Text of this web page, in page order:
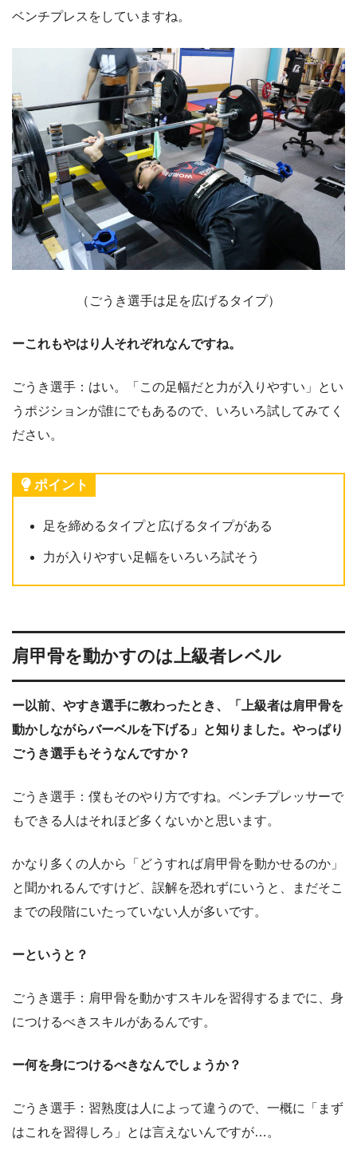
ベンチプレスをしていますね。
（ごうき選手は足を広げるタイプ）
ーこれもやはり人それぞれなんですね。
ごうき選手：はい。「この足幅だと力が入りやすい」とい
うポジションが誰にでもあるので、いろいろ試してみてく
ださい。
ポイント
足を締めるタイプと広げるタイプがある
力が入りやすい足幅をいろいろ試そう
肩甲骨を動かすのは上級者レベル
ー以前、やすき選手に教わったとき、「上級者は肩甲骨を
動かしながらバーベルを下げる」と知りました。やっぱり
ごうき選手もそうなんですか？
ごうき選手：僕もそのやり方ですね。ベンチプレッサーで
もできる人はそれほど多くないかと思います。
かなり多くの人から「どうすれば肩甲骨を動かせるのか」
と聞かれるんですけど、誤解を恐れずにいうと、まだそこ
までの段階にいたっていない人が多いです。
ーというと？
ごうき選手：肩甲骨を動かすスキルを習得するまでに、身
につけるべきスキルがあるんです。
ー何を身につけるべきなんでしょうか？
ごうき選手：習熟度は人によって違うので、一概に「まず
はこれを習得しろ」とは言えないんですが…。